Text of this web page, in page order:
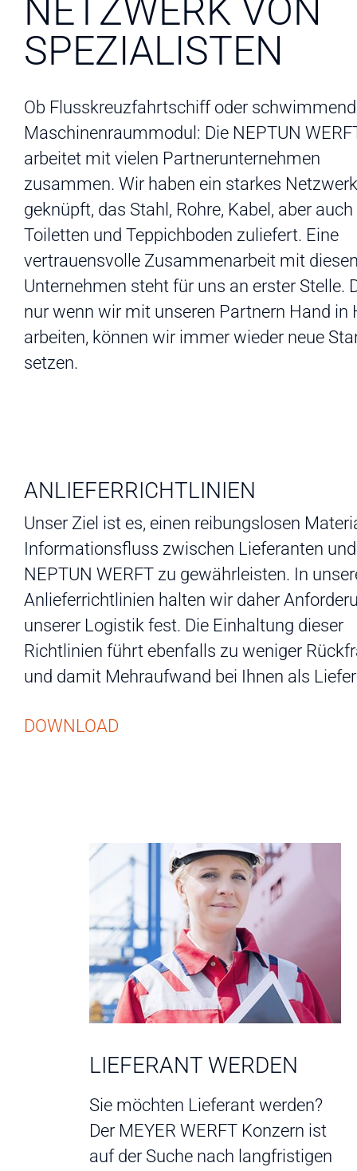
ETZWERK VON S
PEZIALISTEN
Ob Flusskreuzfahrtschiff oder
Maschinenraummodul: Die NEPTUN
arbeitet mit vielen Partnerunternehmen
zusammen. Wir haben ein starkes Netzwerk
geknüpft, das Stahl, Rohre, Kabel, aber auch
Toiletten und Teppichboden zuliefert. Eine
vertrauensvolle Zusammenarbeit mit
Unternehmen steht für uns an erster Stelle.
nur wenn wir mit unseren Partnern Hand in
arbeiten, können wir immer wieder neue
setzen.
ANLIEFERRICHTLINIEN
Unser Ziel ist es, einen reibungslosen
Informationsfluss zwischen Lieferanten und
NEPTUN WERFT zu gewährleisten. In
Anlieferrichtlinien halten wir daher
unserer Logistik fest. Die Einhaltung dieser
Richtlinien führt ebenfalls zu weniger
und damit Mehraufwand bei Ihnen als
DOWNLOAD
LIEFERANT WERDEN
Sie möchten Lieferant werden?
Der MEYER WERFT Konzern ist
auf der Suche nach langfristigen